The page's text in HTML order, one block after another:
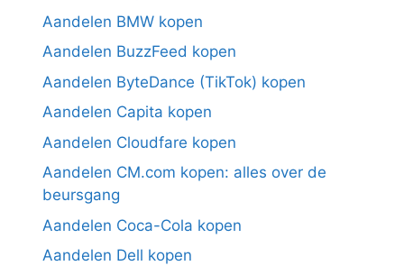
Aandelen BMW kopen
Aandelen BuzzFeed kopen
Aandelen ByteDance (TikTok) kopen
Aandelen Capita kopen
Aandelen Cloudfare kopen
Aandelen CM.com kopen: alles over de
beursgang
Aandelen Coca-Cola kopen
Aandelen Dell kopen